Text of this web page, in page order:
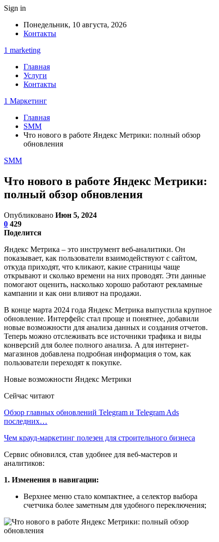
Sign in
Понедельник, 10 августа, 2026
Контакты
1 marketing
Главная
Услуги
Контакты
1 Маркетинг
Главная
SMM
Что нового в работе Яндекс Метрики: полный обзор
обновления
SMM
Что нового в работе Яндекс Метрики:
полный обзор обновления
Опубликовано Июн 5, 2024
0 429
Поделится
Яндекс Метрика – это инструмент веб-аналитики. Он
показывает, как пользователи взаимодействуют с сайтом,
откуда приходят, что кликают, какие страницы чаще
открывают и сколько времени на них проводят. Эти данные
помогают оценить, насколько хорошо работают рекламные
кампании и как они влияют на продажи.
В конце марта 2024 года Яндекс Метрика выпустила крупное
обновление. Интерфейс стал проще и понятнее, добавили
новые возможности для анализа данных и создания отчетов.
Теперь можно отслеживать все источники трафика и виды
конверсий для более полного анализа. А для интернет-
магазинов добавлена подробная информация о том, как
пользователи переходят к покупке.
Новые возможности Яндекс Метрики
Сейчас читают
Обзор главных обновлений Telegram и Telegram Ads
последних…
Чем крауд-маркетинг полезен для строительного бизнеса
Сервис обновился, став удобнее для веб-мастеров и
аналитиков:
1. Изменения в навигации:
Верхнее меню стало компактнее, а селектор выбора
счетчика более заметным для удобного переключения;